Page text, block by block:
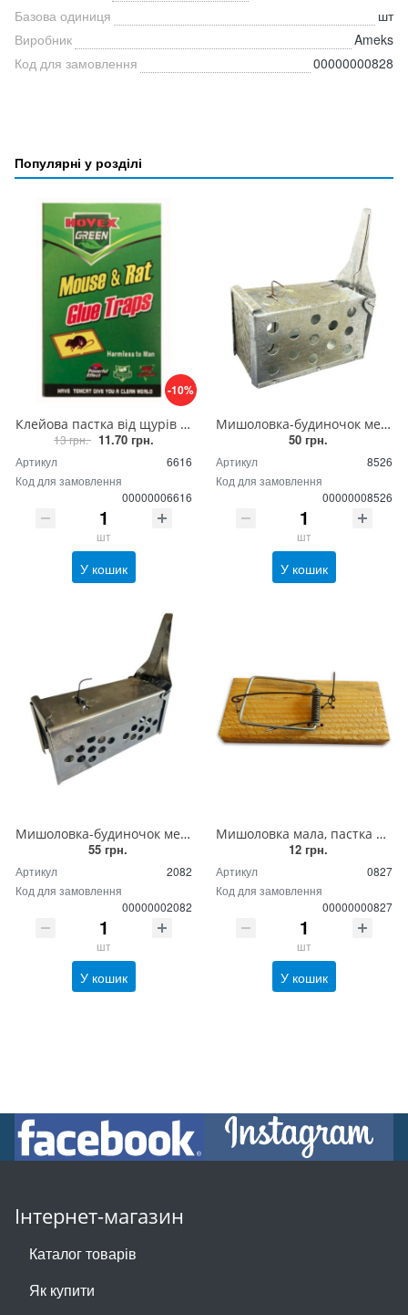
Базова одиниця
шт
Виробник
Ameks
Код для замовлення
00000000828
Популярні у розділі
-10%
Клейова пастка від щурів та мишей зелена маленька розмір 24*17
13 грн. 11.70 грн.
Артикул
6616
Код для замовлення
00000006616
шт
У кошик
Мишоловка-будиночок металева (оцинкована сталь), живоловка для гризунів металева
50 грн.
Артикул
8526
Код для замовлення
00000008526
шт
У кошик
Мишоловка-будиночок металева, живолівка
55 грн.
Артикул
2082
Код для замовлення
00000002082
шт
У кошик
Мишоловка мала, пастка для мишей мала дерев'яна механічна
12 грн.
Артикул
0827
Код для замовлення
00000000827
шт
У кошик
Інтернет-магазин
Каталог товарів
Як купити